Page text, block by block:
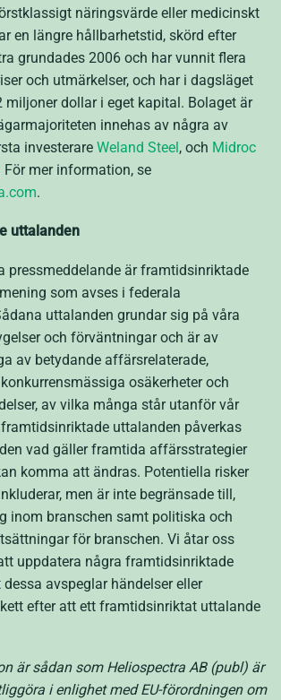
näringsvärde eller medicinskt
en längre hållbarhetstid, skörd efter
grundades 2006 och har vunnit flera
och utmärkelser, och har i dagsläget
miljoner dollar i eget kapital. Bolaget är
innehas av några av
investerare Weland Steel, och Midroc
För mer information, se
.
uttalanden
pressmeddelande är framtidsinriktade
som avses i federala
uttalanden grundar sig på våra
och förväntningar och är av
av betydande affärsrelaterade,
osäkerheter och
av vilka många står utanför vår
uttalanden påverkas
vad gäller framtida affärsstrategier
komma att ändras. Potentiella risker
men är inte begränsade till,
inom branschen samt politiska och
för branschen. Vi åtar oss
uppdatera några framtidsinriktade
avspeglar händelser eller
efter att ett framtidsinriktat uttalande
är sådan som Heliospectra AB (publ) är
i enlighet med EU-förordningen om